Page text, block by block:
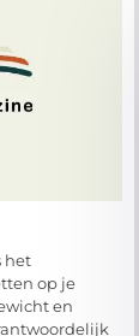
het
op je
en